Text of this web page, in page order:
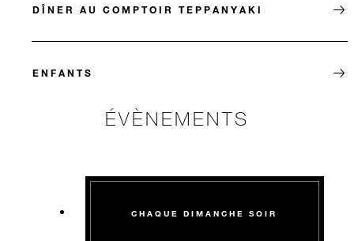
DÎNER AU COMPTOIR TEPPANYAKI
ENFANTS
ÉVÈNEMENTS
CHAQUE DIMANCHE SOIR